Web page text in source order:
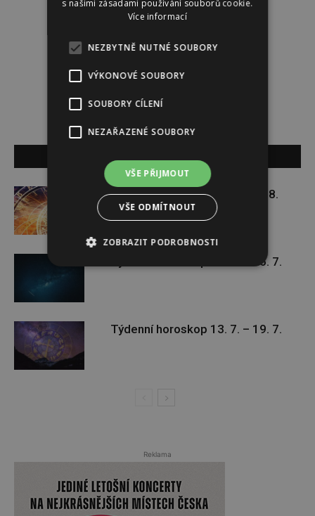
SOUVISEJÍCÍ ČLÁNKY
Týdenní horoskop 27. 7. – 2. 8.
Týdenní horoskop 20. 7. – 26. 7.
Týdenní horoskop 13. 7. – 19. 7.
Reklama
s našimi zásadami používání souborů cookie.
Více informací
NEZBYTNĚ NUTNÉ SOUBORY
VÝKONOVÉ SOUBORY
SOUBORY CÍLENÍ
NEZAŘAZENÉ SOUBORY
VŠE PŘIJMOUT
VŠE ODMÍTNOUT
ZOBRAZIT PODROBNOSTI